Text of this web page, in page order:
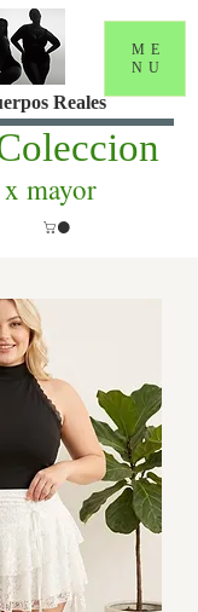
Reales
mayor
ME
NU